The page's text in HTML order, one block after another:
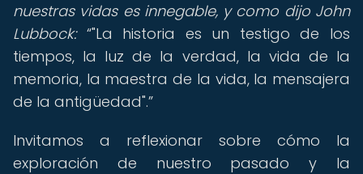
nuestras vidas es innegable, y como dijo John
Lubbock:
"La historia es un testigo de los
tiempos, la luz de la verdad, la vida de la
memoria, la maestra de la vida, la mensajera
de la antigüedad".
Invitamos a reflexionar sobre cómo la
exploración de nuestro pasado y la